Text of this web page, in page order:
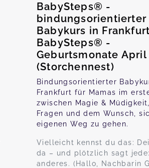
BabySteps® -
bindungsorientierter
Babykurs in Frankfurt
BabySteps® -
Geburtsmonate April
(Storchennest)
Bindungsorientierter
Frankfurt für Mamas im
zwischen Magie &
Fragen und dem Wunsch,
eigenen Weg zu gehen.
Vielleicht kennst du das:
da – und plötzlich sagt
anderes. (Hallo, Nachbarin